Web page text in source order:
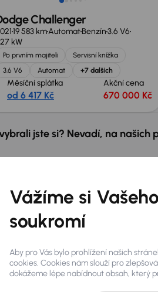
Challenger
19 583 kmAutomatBenzín3.6 V6
kW
Po prvním majiteli
Servisní knížka
3.6 V6
Automat +7 dalších
Měsíční splátka
od 6 417 Kč
Akční cena
670 000 Kč
jste si? Nevadí, na
Vážíme si Vašeho
soukromí
Aby pro Vás bylo prohlížení našich
cookies. Cookies nám slouží pro
dokážeme lépe nabídnout obsah, který